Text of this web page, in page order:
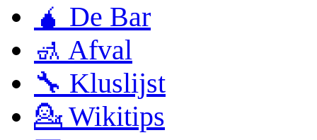
🧉 De Bar
🚮 Afval
🔧 Kluslijst
💁 Wikitips